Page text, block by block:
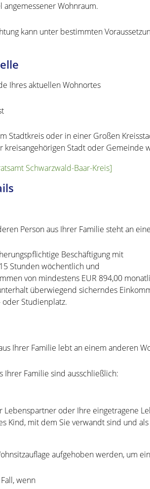
angemessener Wohnraum.
kann unter bestimmten
Ihres aktuellen Wohnortes
Stadtkreis oder in einer Großen
kreisangehörigen Stadt oder Gemeinde
Schwarzwald-Baar-Kreis]
Person aus Ihrer Familie steht an
Beschäftigung mit
Stunden wöchentlich und
von mindestens EUR 894,00
überwiegend sicherndes
Studienplatz.
Ihrer Familie lebt an einem anderen
Ihrer Familie sind ausschließlich:
Lebenspartner oder Ihre eingetragene
Kind, mit dem Sie verwandt sind und
aufgehoben werden, um
wenn